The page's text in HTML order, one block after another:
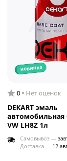
новинка
0 Нет оценок
DEKART эмаль
автомобильная
VW LH8Z 1л
Самовывоз —
Доставка — 12